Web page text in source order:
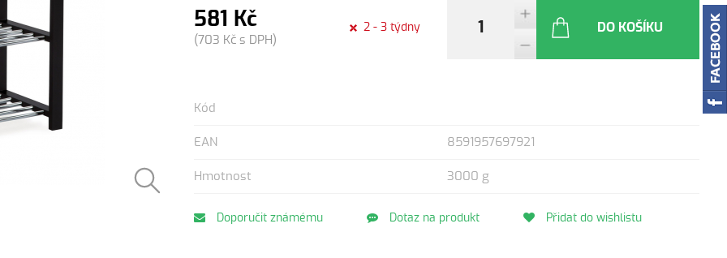
581 Kč
(703 Kč s DPH)
2 - 3 týdny DO KOŠÍKU
Kód
EAN 8591957697921
Hmotnost 3000 g
Doporučit známému Dotaz na produkt Přidat do wishlistu